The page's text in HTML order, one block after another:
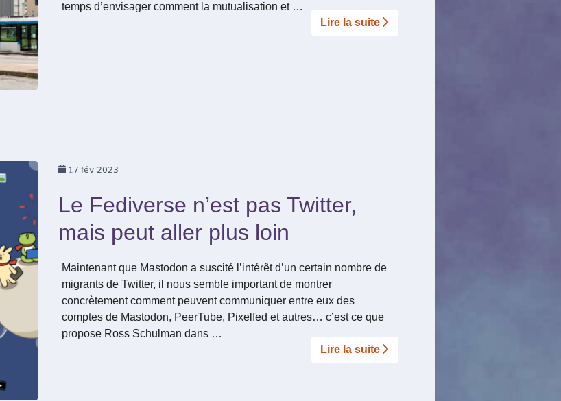
temps d’envisager comment la mutualisation et …
Lire la suite­­
17 fév 2023
Le Fediverse n’est pas Twitter,
mais peut aller plus loin
Maintenant que Mastodon a suscité l’intérêt d’un certain nombre de
migrants de Twitter, il nous semble important de montrer
concrètement comment peuvent communiquer entre eux des
comptes de Mastodon, PeerTube, Pixelfed et autres… c’est ce que
propose Ross Schulman dans …
Lire la suite­­